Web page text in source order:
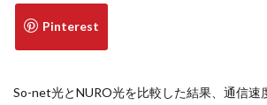
So-net光とNURO光を比較した結果、通信速